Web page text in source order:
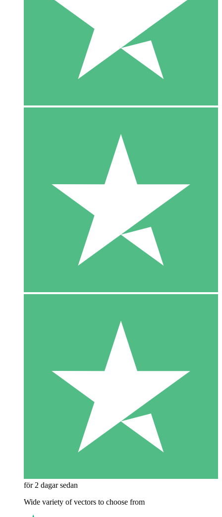
för 2 dagar sedan
Wide variety of vectors to choose from